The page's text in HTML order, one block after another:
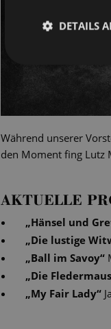
Während unserer
den Moment fing Lutz
AKTUELLE
„Hänsel und
„Die lustige
„Ball im Savoy“
„Die Fledermaus
„My Fair Lady“
DETAILS